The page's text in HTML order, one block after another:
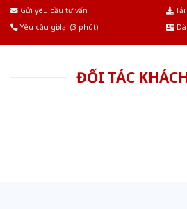
Gửi yêu cầu tư vấn
Yêu cầu gọi lại (3 phút)
ĐỐI TÁC